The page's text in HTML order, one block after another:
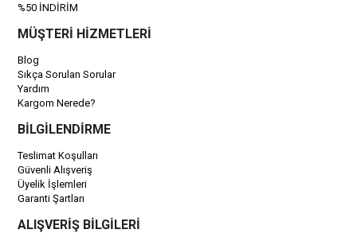
%50 İNDİRİM
MÜŞTERİ HİZMETLERİ
Blog
Sıkça Sorulan Sorular
Yardım
Kargom Nerede?
BİLGİLENDİRME
Teslimat Koşulları
Güvenli Alışveriş
Üyelik İşlemleri
Garanti Şartları
ALIŞVERİŞ BİLGİLERİ